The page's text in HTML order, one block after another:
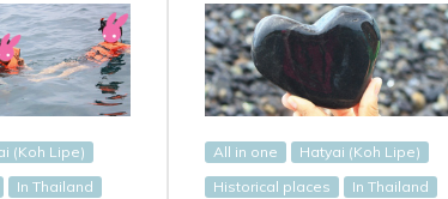
(Koh Lipe)
In Thailand
All in one
Hatyai (Koh Lipe)
Historical places
In Thailand